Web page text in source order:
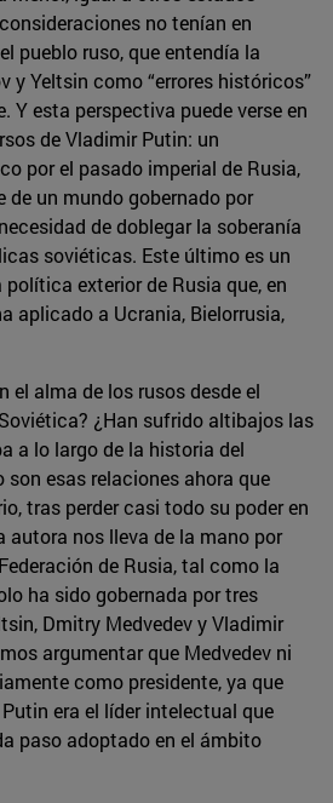
no tenían en
pueblo ruso, que entendía la
y Yeltsin como “errores históricos”
Y esta perspectiva puede verse en
de Vladimir Putin: un
por el pasado imperial de Rusia,
de un mundo gobernado por
de doblegar la soberanía
soviéticas. Este último es un
exterior de Rusia que, en
aplicado a Ucrania, Bielorrusia,
el alma de los rusos desde el
¿Han sufrido altibajos las
a lo largo de la historia del
son esas relaciones ahora que
tras perder casi todo su poder en
autora nos lleva de la mano por
de Rusia, tal como la
ha sido gobernada por tres
Dmitry Medvedev y Vladimir
argumentar que Medvedev ni
como presidente, ya que
era el líder intelectual que
paso adoptado en el ámbito